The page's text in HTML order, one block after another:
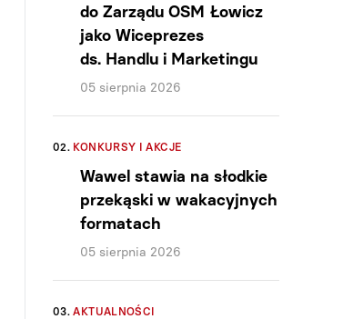
do Zarządu OSM Łowicz
jako Wiceprezes
ds. Handlu i Marketingu
05 sierpnia 2026
02. KONKURSY I AKCJE
Wawel stawia na słodkie
przekąski w wakacyjnych
formatach
05 sierpnia 2026
03. AKTUALNOŚCI